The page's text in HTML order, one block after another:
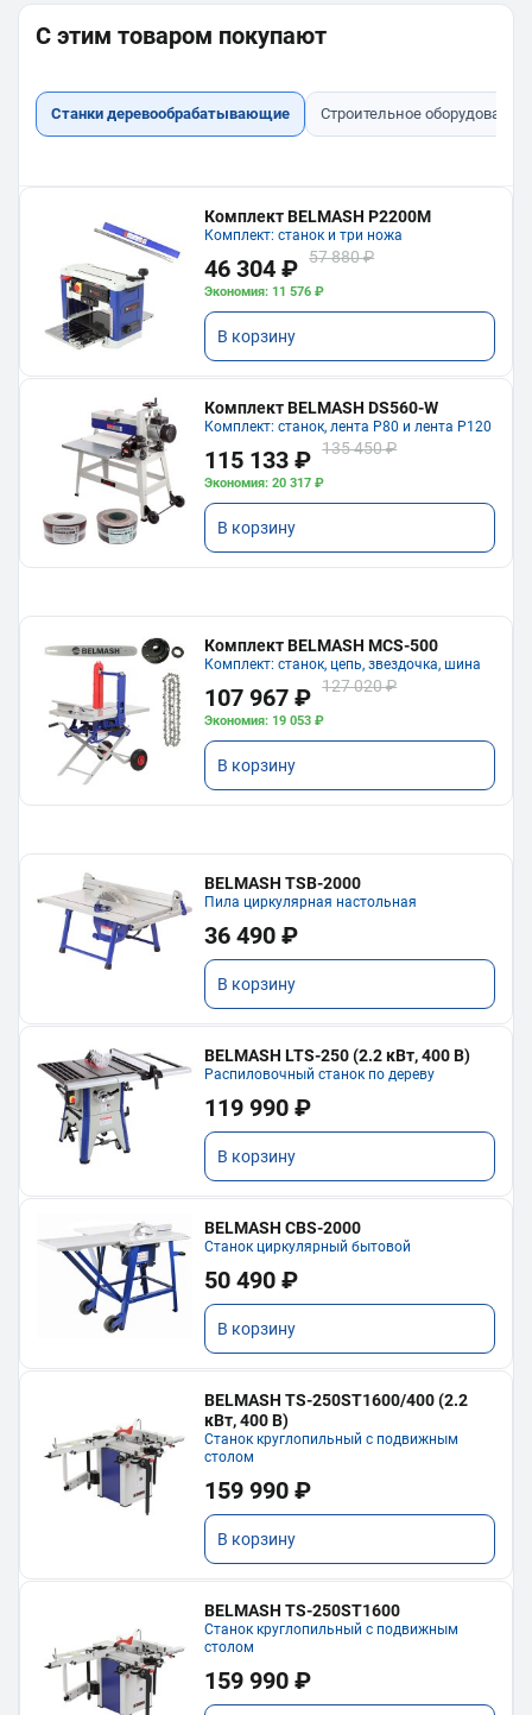
С этим товаром покупают
Станки деревообрабатывающие Строительное оборудование
Комплект BELMASH P2200M
Комплект: станок и три ножа
46 304 ₽ 57 880 ₽
Экономия: 11 576 ₽
В корзину
Комплект BELMASH DS560-W
Комплект: станок, лента P80 и лента P120
115 133 ₽ 135 450 ₽
Экономия: 20 317 ₽
В корзину
Комплект BELMASH MCS-500
Комплект: станок, цепь, звездочка, шина
107 967 ₽ 127 020 ₽
Экономия: 19 053 ₽
В корзину
BELMASH TSB-2000
Пила циркулярная настольная
36 490 ₽
В корзину
BELMASH LTS-250 (2.2 кВт, 400 В)
Распиловочный станок по дереву
119 990 ₽
В корзину
BELMASH CBS-2000
Станок циркулярный бытовой
50 490 ₽
В корзину
BELMASH TS-250ST1600/400 (2.2
кВт, 400 В)
Станок круглопильный с подвижным
столом
159 990 ₽
В корзину
BELMASH TS-250ST1600
Станок круглопильный с подвижным
столом
159 990 ₽